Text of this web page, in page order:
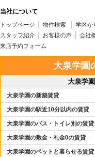
当社について
トップページ 物件検索 学区か
スタッフ紹介
お客様の声 会社
来店予約フォーム
大泉学園
大泉学
大泉学園の新築賃貸
大泉学園の駅近10分以内の賃貸
大泉学園のバス・トイレ別の賃貸
大泉学園の敷金・礼金0の賃貸
大泉学園のペットと暮らせる賃貸